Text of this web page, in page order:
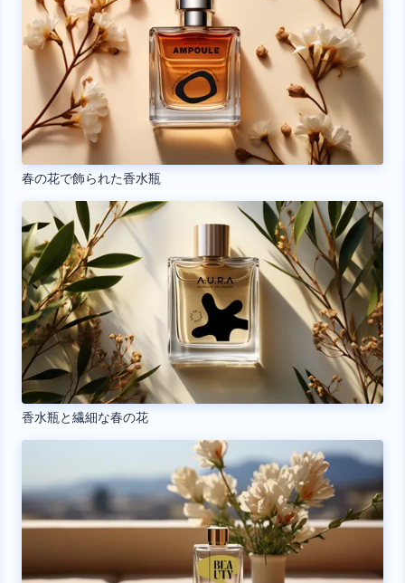
春の花で飾られた香水瓶
香水瓶と繊細な春の花